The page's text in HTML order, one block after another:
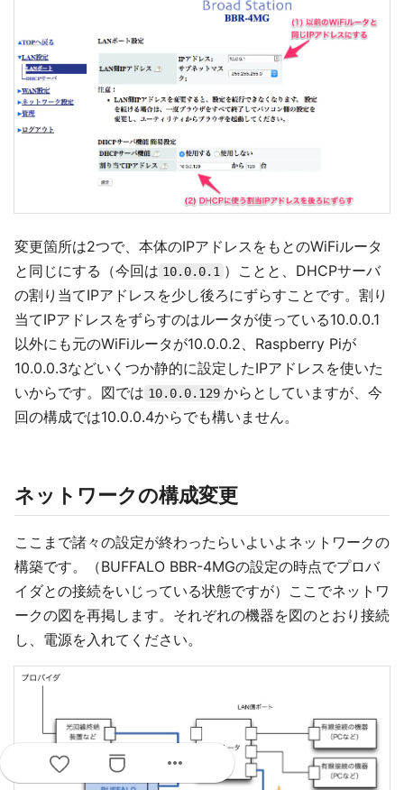
変更箇所は2つで、本体のIPアドレスをもとのWiFiルータ
と同じにする（今回は 10.0.0.1 ）ことと、DHCPサーバ
の割り当てIPアドレスを少し後ろにずらすことです。割り
当てIPアドレスをずらすのはルータが使っている10.0.0.1
以外にも元のWiFiルータが10.0.0.2、Raspberry Piが
10.0.0.3などいくつか静的に設定したIPアドレスを使いた
いからです。図では 10.0.0.129 からとしていますが、今
回の構成では10.0.0.4からでも構いません。
ネットワークの構成変更
ここまで諸々の設定が終わったらいよいよネットワークの
構築です。（BUFFALO BBR-4MGの設定の時点でプロバ
イダとの接続をいじっている状態ですが）ここでネットワ
ークの図を再掲します。それぞれの機器を図のとおり接続
し、電源を入れてください。
more_horiz